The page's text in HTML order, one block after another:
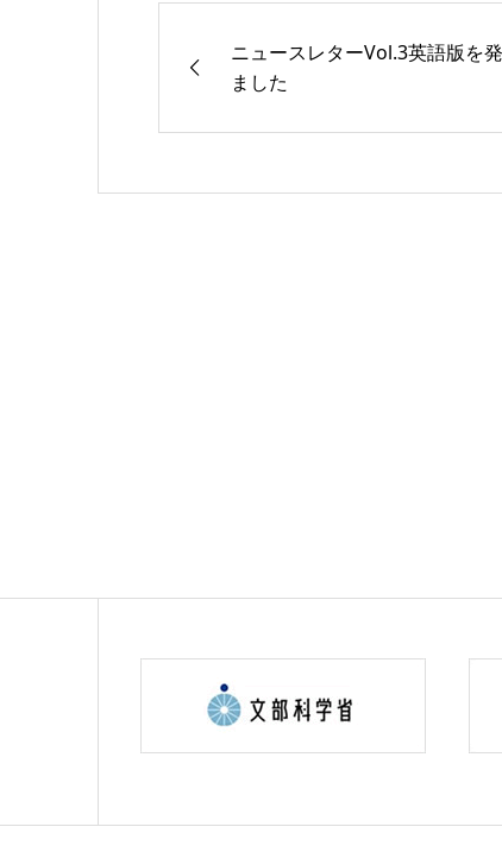
ニュースレターVol.3英語版を
ました